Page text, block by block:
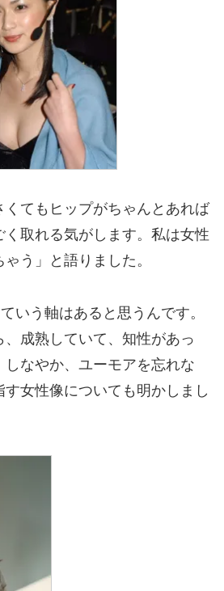
くてもヒップがちゃんとあれば
取れる気がします。私は女性
う」と語りました。
ていう軸はあると思うんです。
成熟していて、知性があっ
しなやか、ユーモアを忘れな
女性像についても明かしまし